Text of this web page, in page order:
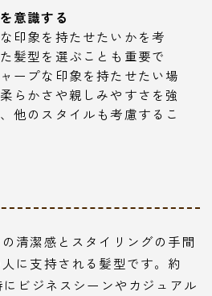
意識する
印象を持たせたいかを考
髪型を選ぶことも重要で
ープな印象を持たせたい場
らかさや親しみやすさを強
他のスタイルも考慮するこ
清潔感とスタイリングの手間
に支持される髪型です。約
ビジネスシーンやカジュアル